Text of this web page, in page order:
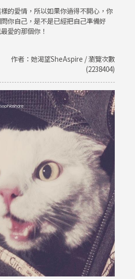
的愛情，所以如果你過得不開心，你
你自己，是不是已經把自己準備好
愛的那個你！
作者：她渴望SheAspire / 瀏覽次數
(2238404)